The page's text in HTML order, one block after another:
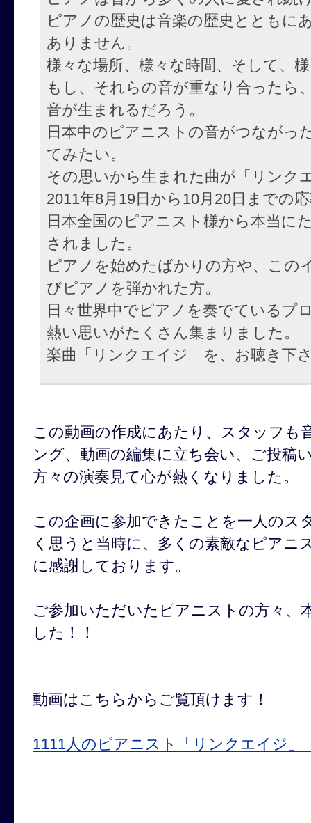
ピアノの歴史は音楽の歴史とともに
ありません。
様々な場所、様々な時間、そして、
もし、それらの音が重なり合ったら
音が生まれるだろう。
日本中のピアニストの音がつながっ
てみたい。
その思いから生まれた曲が「リンク
2011年8月19日から10月20日までの
日本全国のピアニスト様から本当に
されました。
ピアノを始めたばかりの方や、この
びピアノを弾かれた方。
日々世界中でピアノを奏でているプ
熱い思いがたくさん集まりました。
楽曲「リンクエイジ」を、お聴き下
この動画の作成にあたり、スタッフも
ング、動画の編集に立ち会い、ご投稿
方々の演奏見て心が熱くなりました。
この企画に参加できたことを一人のス
く思うと当時に、多くの素敵なピアニ
に感謝しております。
ご参加いただいたピアニストの方々、
した！！
動画はこちらからご覧頂けます！
1111人のピアニスト「リンクエイジ